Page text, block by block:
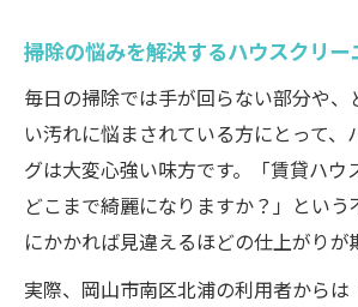
掃除の悩みを解決するハウスクリー
毎日の掃除では手が回らない部分や、
い汚れに悩まされている方にとって、
グは大変心強い味方です。「賃貸ハウ
どこまで綺麗になりますか？」とい
にかかれば見違えるほどの仕上がりが
実際、岡山市南区北浦の利用者からは